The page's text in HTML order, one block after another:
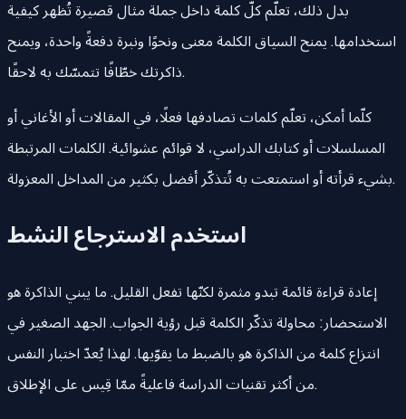
بدل ذلك، تعلّم كلّ كلمة داخل جملة مثال قصيرة تُظهر كيفية
استخدامها. يمنح السياق الكلمة معنى ونحوًا ونبرة دفعةً واحدة، ويمنح
ذاكرتك خطّافًا تتمسّك به لاحقًا.
كلّما أمكن، تعلّم كلمات تصادفها فعلًا، في المقالات أو الأغاني أو
المسلسلات أو كتابك الدراسي، لا قوائم عشوائية. الكلمات المرتبطة
بشيء قرأته أو استمتعت به تُتذكّر أفضل بكثير من المداخل المعزولة.
استخدم الاسترجاع النشط
إعادة قراءة قائمة تبدو مثمرة لكنّها تفعل القليل. ما يبني الذاكرة هو
الاستحضار: محاولة تذكّر الكلمة قبل رؤية الجواب. الجهد الصغير في
انتزاع كلمة من الذاكرة هو بالضبط ما يقوّيها. لهذا يُعدّ اختبار النفس
من أكثر تقنيات الدراسة فاعليةً ممّا قِيس على الإطلاق.